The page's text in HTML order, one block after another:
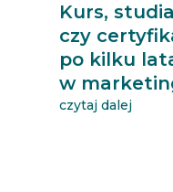
Kurs,
czy
po kilku
w
czytaj dalej